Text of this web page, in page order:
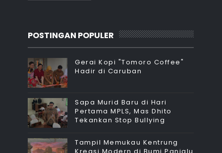
POSTINGAN POPULER
Gerai Kopi "Tomoro Coffee"
Hadir di Caruban
Sapa Murid Baru di Hari
Pertama MPLS, Mas Dhito
Tekankan Stop Bullying
Tampil Memukau Kentrung